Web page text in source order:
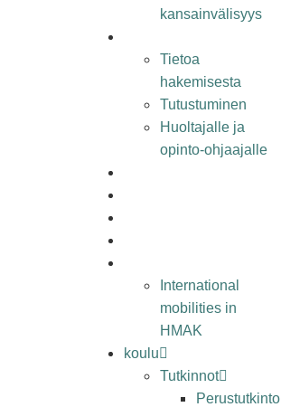
kansainvälisyys
Tietoa
hakemisesta
Tutustuminen
Huoltajalle ja
opinto-ohjaajalle
International
mobilities in
HMAK
koulu
Tutkinnot
Perustutkinto